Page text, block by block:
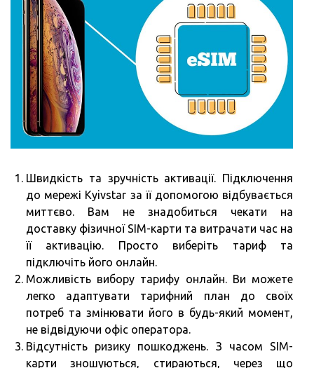
Швидкість та зручність активації. Підключення
до мережі Kyivstar за її допомогою відбувається
миттєво. Вам не знадобиться чекати на
доставку фізичної SIM-карти та витрачати час на
її активацію. Просто виберіть тариф та
підключіть його онлайн.
Можливість вибору тарифу онлайн. Ви можете
легко адаптувати тарифний план до своїх
потреб та змінювати його в будь-який момент,
не відвідуючи офіс оператора.
Відсутність ризику пошкоджень. З часом SIM-
карти зношуються, стираються, через що